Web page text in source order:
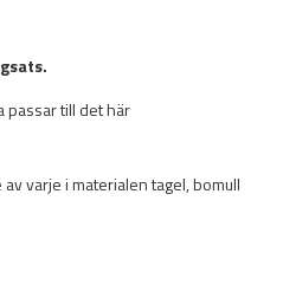
passar till det här
varje i materialen tagel, bomull